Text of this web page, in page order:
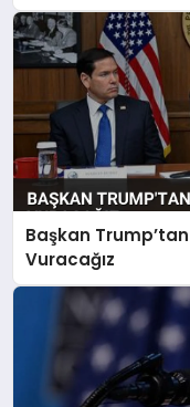
Başkan Trump’tan
Vuracağız